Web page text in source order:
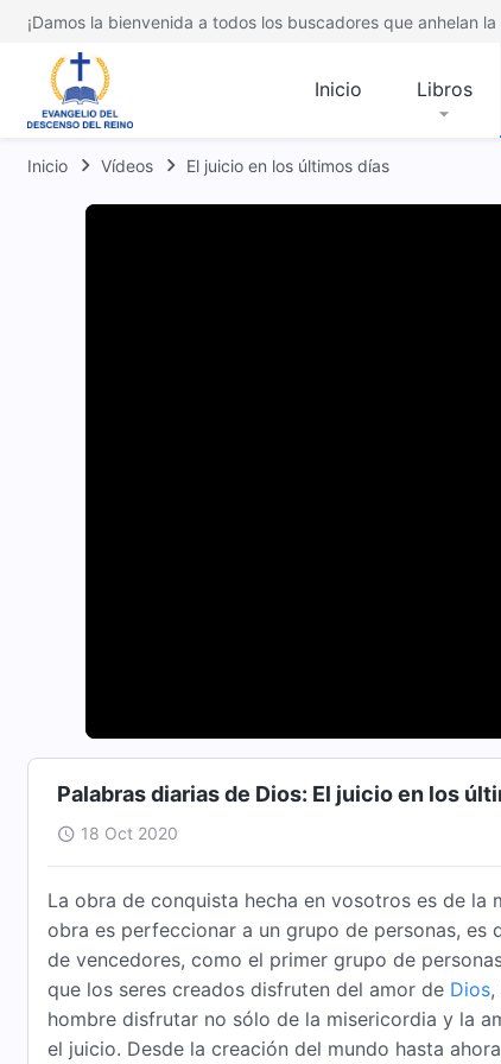
¡Damos la bienvenida a todos los buscadores que anhelan
Inicio Libros
Inicio Vídeos El juicio en los últimos días
Palabras diarias de Dios: El juicio en los
18 Oct 2020
La obra de conquista hecha en vosotros es de
obra es perfeccionar a un grupo de personas,
de vencedores, como el primer grupo de
que los seres creados disfruten del amor de Dios,
hombre disfrutar no sólo de la misericordia y la
el juicio. Desde la creación del mundo hasta